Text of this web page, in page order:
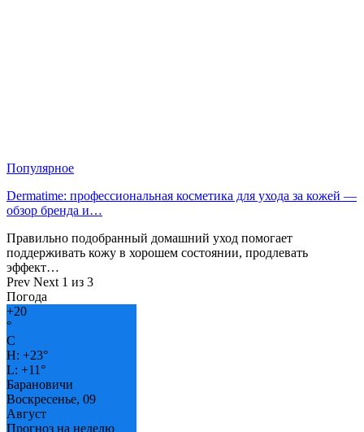
Популярное
Dermatime: профессиональная косметика для ухода за кожей —
обзор бренда и…
Правильно подобранный домашний уход помогает
поддерживать кожу в хорошем состоянии, продлевать
эффект…
Prev Next 1 из 3
Погода
+20
°
C
H: +23°
L: +11°
Барановичи
Воскресенье, 09
Август
Прогноз на неделю